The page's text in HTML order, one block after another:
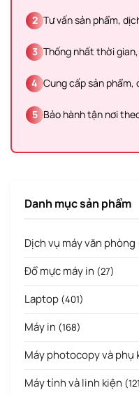
2 Tư vấn sản phẩm,
3 Thống nhất thời
4 Cung cấp sản phẩm,
5 Bảo hành tận nơi
Danh mục sản phẩm
Dịch vụ máy văn phòng
Đổ mực máy in (27)
Laptop (401)
Máy in (168)
Máy photocopy và phụ
Máy tính và linh kiện